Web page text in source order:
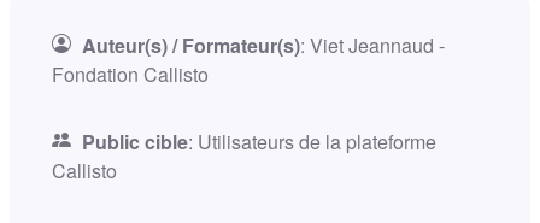
Auteur(s) / Formateur(s): Viet Jeannaud -
Fondation Callisto
Public cible: Utilisateurs de la plateforme
Callisto